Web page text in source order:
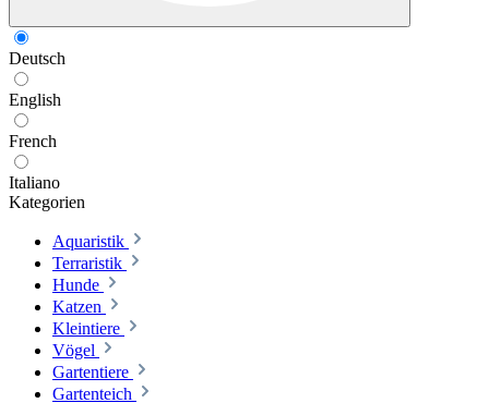
Deutsch
English
French
Italiano
Kategorien
Aquaristik
Terraristik
Hunde
Katzen
Kleintiere
Vögel
Gartentiere
Gartenteich